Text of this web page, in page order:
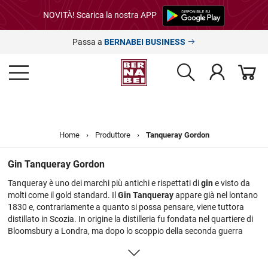
NOVITÀ! Scarica la nostra APP
Passa a BERNABEI BUSINESS
Home › Produttore › Tanqueray Gordon
Gin Tanqueray Gordon
Tanqueray è uno dei marchi più antichi e rispettati digine visto da
molti come il gold standard. IlGin Tanquerayappare già nel lontano
1830 e, contrariamente a quanto si possa pensare, viene tuttora
distillato in Scozia. In origine la distilleria fu fondata nel quartiere di
Bloomsbury a Londra, ma dopo lo scoppio della seconda guerra
completamente distrutta, lasciando funzionali solamente poche